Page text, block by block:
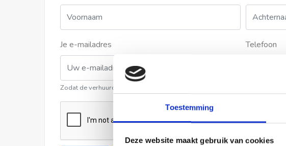
Toestemming
Deze website maakt gebruik van cookies
Je e-mailadres
Zodat de verhuurder contact met u kan opnemen
Telefoon